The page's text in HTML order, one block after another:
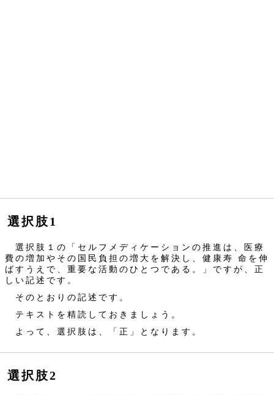
選択肢1
選択肢１の「セルフメディケーションの推進は、医療
費の増加やその国民負担の増大を解決し、健康寿 命を伸
ばすうえで、重要な活動のひとつである。」ですが、正
しい記述です。
そのとおりの記述です。
テキストを精読しておきましょう。
よって、選択肢は、「正」となります。
選択肢2